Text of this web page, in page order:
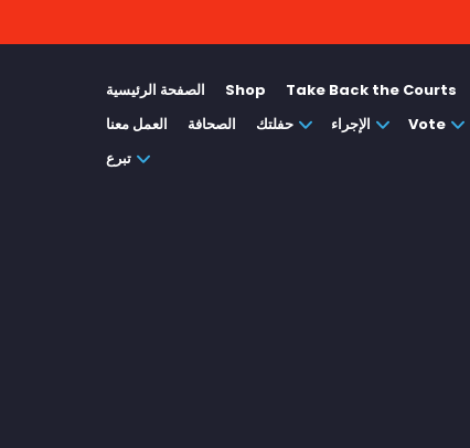
الصفحة الرئيسية Shop
Take Back the Courts
العمل معنا
الصحافة حفلتك الإجراء
Vote
تبرع